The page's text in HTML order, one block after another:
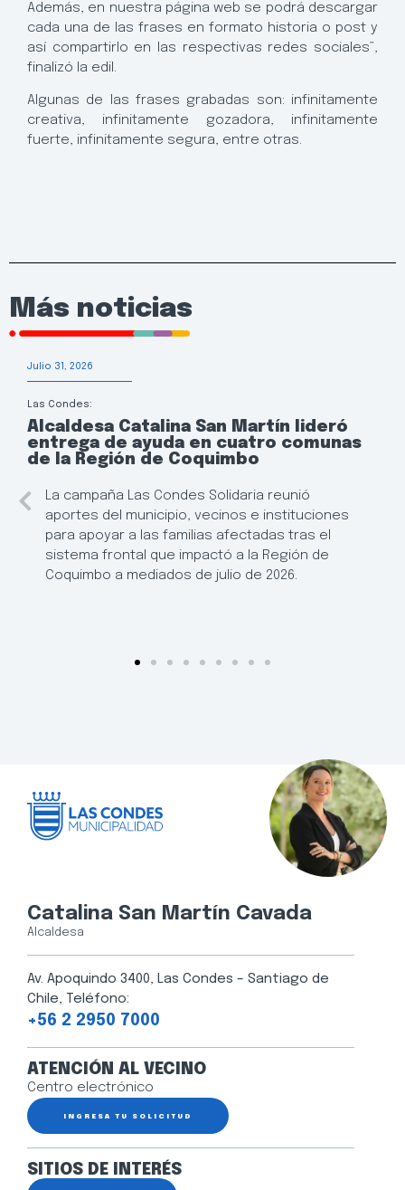
Además, en nuestra página web se podrá descargar
cada una de las frases en formato historia o post y
así compartirlo en las respectivas redes sociales”,
finalizó la edil.
Algunas de las frases grabadas son: infinitamente
creativa, infinitamente gozadora, infinitamente
fuerte, infinitamente segura, entre otras.
Más noticias
Julio 31, 2026
Las Condes:
Alcaldesa Catalina San Martín lideró
entrega de ayuda en cuatro comunas
de la Región de Coquimbo
La campaña Las Condes Solidaria reunió
aportes del municipio, vecinos e instituciones
para apoyar a las familias afectadas tras el
sistema frontal que impactó a la Región de
Coquimbo a mediados de julio de 2026.
Catalina San Martín Cavada
Alcaldesa
Av. Apoquindo 3400, Las Condes – Santiago de
Chile, Teléfono:
+56 2 2950 7000
ATENCIÓN AL VECINO
Centro electrónico
INGRESA TU SOLICITUD
SITIOS DE INTERÉS